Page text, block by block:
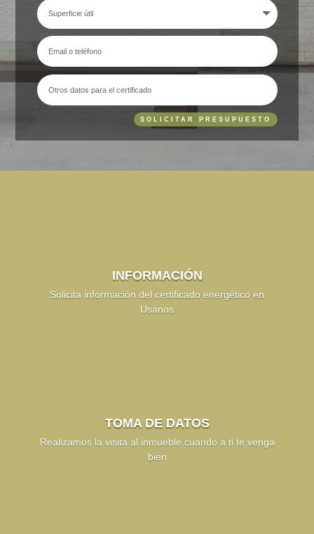
SOLICITAR PRESUPUESTO
INFORMACIÓN
Solicita información del certificado energético en
Usanos
TOMA DE DATOS
Realizamos la visita al inmueble cuando a ti te venga
bien